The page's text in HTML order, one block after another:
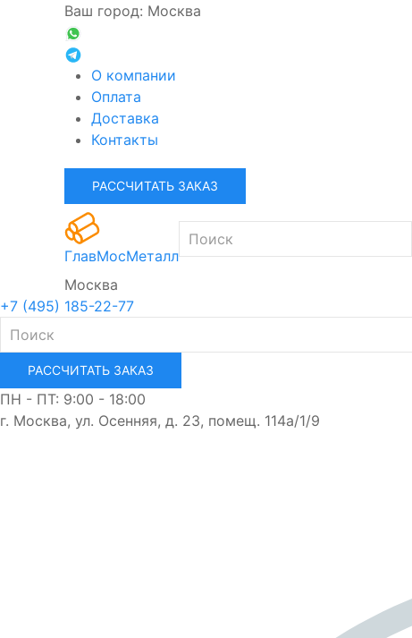
Ваш город: Москва
О компании
Оплата
Доставка
Контакты
РАССЧИТАТЬ ЗАКАЗ
ГлавМосМеталл
Москва
+7 (495) 185-22-77
РАССЧИТАТЬ ЗАКАЗ
ПН - ПТ: 9:00 - 18:00
г. Москва, ул. Осенняя, д. 23, помещ. 114а/1/9